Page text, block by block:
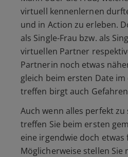
virtuell kennenlernen
und in Action zu erleben.
als Single-Frau bzw. als
virtuellen Partner
Partnerin noch etwas
gleich beim ersten Date im
treffen birgt auch
Auch wenn alles perfekt zu
treffen Sie beim ersten
eine irgendwie doch etwas
Möglicherweise stellen Sie